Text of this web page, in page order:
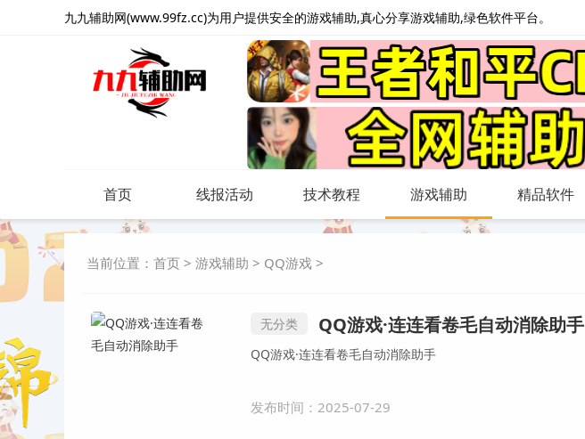
九九辅助网(www.99fz.cc)为用户提供安全的游戏辅助,真心分享游戏辅助,绿色软件平台。
首页 线报活动 技术教程 游戏辅助 精品软件
当前位置： 首页 > 游戏辅助 > QQ游戏 >
无分类 QQ游戏·连连看卷毛自动消除助手
QQ游戏·连连看卷毛自动消除助手
发布时间：2025-07-29